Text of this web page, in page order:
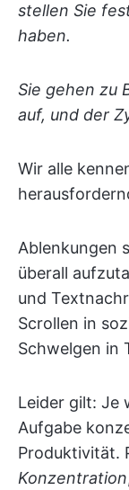
stellen Sie
haben.
Sie gehen zu
auf, und der
Wir alle
Ablenkungen
überall
und
Scrollen in
Schwelgen in
Leider gilt: Je
Aufgabe
Produktivität.
Konzentration